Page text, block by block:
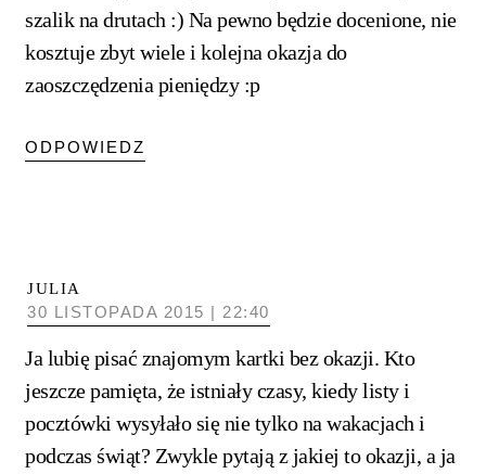
szalik na drutach :) Na pewno będzie docenione, nie
kosztuje zbyt wiele i kolejna okazja do
zaoszczędzenia pieniędzy :p
ODPOWIEDZ
JULIA
30 LISTOPADA 2015 | 22:40
Ja lubię pisać znajomym kartki bez okazji. Kto
jeszcze pamięta, że istniały czasy, kiedy listy i
pocztówki wysyłało się nie tylko na wakacjach i
podczas świąt? Zwykle pytają z jakiej to okazji, a ja